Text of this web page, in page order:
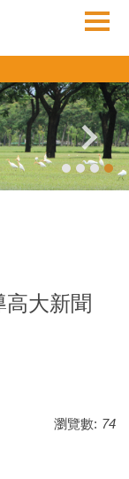
大新聞
瀏覽數: 74